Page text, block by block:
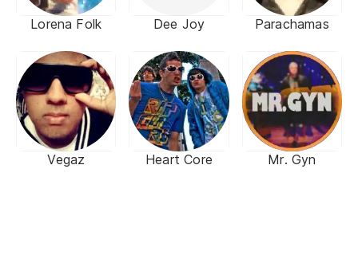
Lorena Folk Dee Joy Parachamas
Vegaz Heart Core Mr. Gyn